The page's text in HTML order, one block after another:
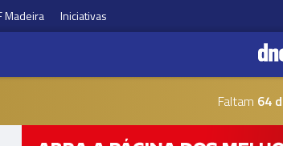
Madeira Iniciativas
Faltam 64